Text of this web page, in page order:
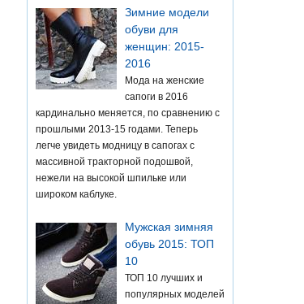
Зимние модели
обуви для
женщин: 2015-
2016
Мода на женские
сапоги в 2016
кардинально меняется, по сравнению с
прошлыми 2013-15 годами. Теперь
легче увидеть модницу в сапогах с
массивной тракторной подошвой,
нежели на высокой шпильке или
широком каблуке.
Мужская зимняя
обувь 2015: ТОП
10
ТОП 10 лучших и
популярных моделей